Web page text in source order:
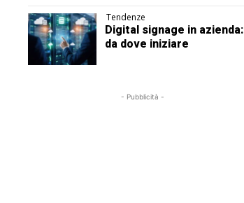
Tendenze
Digital signage in azienda:
da dove iniziare
- Pubblicità -